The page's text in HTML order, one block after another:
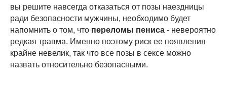
вы решите навсегда отказаться от позы наездницы
ради безопасности мужчины, необходимо будет
напомнить о том, что переломы пениса - невероятно
редкая травма. Именно поэтому риск ее появления
крайне невелик, так что все позы в сексе можно
назвать относительно безопасными.